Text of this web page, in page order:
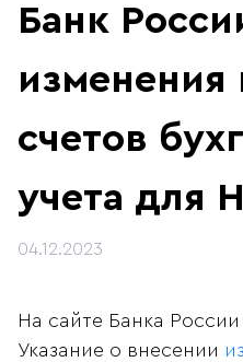
Банк
изменения
счетов
учета для
04.12.2023
На сайте Банка
Указание о внесении